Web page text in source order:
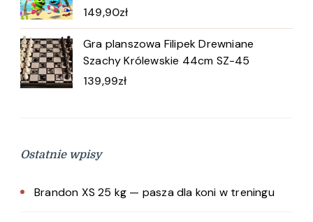
149,90zł
Gra planszowa Filipek Drewniane
Szachy Królewskie 44cm SZ-45
139,99zł
Ostatnie wpisy
Brandon XS 25 kg — pasza dla koni w treningu